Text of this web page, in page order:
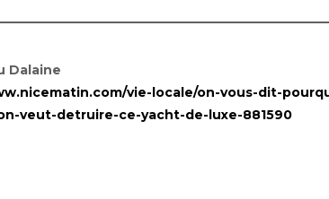
Dalaine
vie-locale/on-vous-dit-
veut-detruire-ce-yacht-de-luxe-881590